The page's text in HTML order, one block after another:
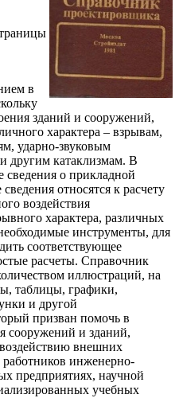
в
зданий и сооружений,
характера – взрывам,
ударно-звуковым
другим катаклизмам. В
сведения о прикладной
относятся к расчету
воздействия
характера, различных
инструменты, для
соответствующее
расчеты. Справочник
иллюстраций, на
таблицы, графики,
и другой
призван помочь в
сооружений и зданий,
внешних
работников инженерно-
предприятиях, научной
учебных